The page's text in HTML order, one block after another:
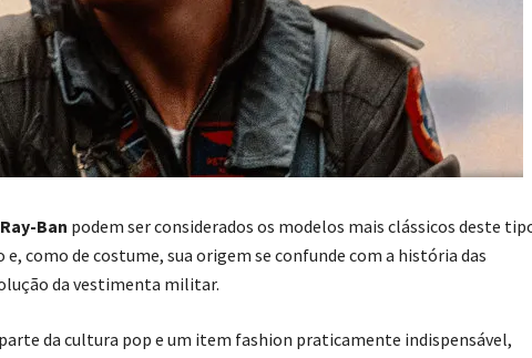
Ban podem ser considerados os modelos mais clássicos deste
e, como de costume, sua origem se confunde com a história das
da vestimenta militar.
da cultura pop e um item fashion praticamente indispensável,